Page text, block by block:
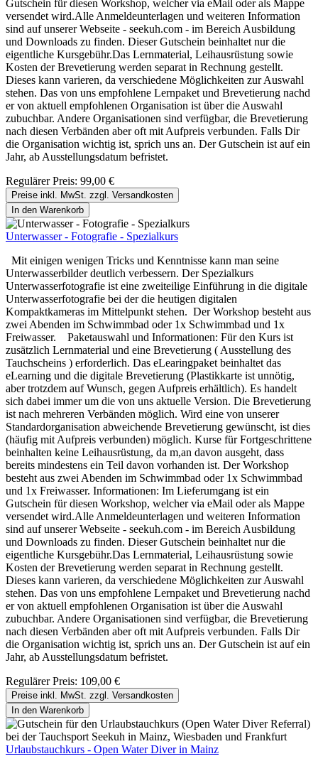
Gutschein für diesen Workshop, welcher via eMail oder als Mappe
versendet wird.Alle Anmeldeunterlagen und weiteren Information
sind auf unserer Webseite - seekuh.com - im Bereich Ausbildung
und Downloads zu finden. Dieser Gutschein beinhaltet nur die
eigentliche Kursgebühr.Das Lernmaterial, Leihausrüstung sowie
Kosten der Brevetierung werden separat in Rechnung gestellt.
Dieses kann varieren, da verschiedene Möglichkeiten zur Auswahl
stehen. Das von uns empfohlene Lernpaket und Brevetierung nachd
er von aktuell empfohlenen Organisation ist über die Auswahl
zubuchbar. Andere Organisationen sind verfügbar, die Brevetierung
nach diesen Verbänden aber oft mit Aufpreis verbunden. Falls Dir
die Organisation wichtig ist, sprich uns an. Der Gutschein ist auf ein
Jahr, ab Ausstellungsdatum befristet.
Regulärer Preis: 99,00 €
Preise inkl. MwSt. zzgl. Versandkosten
In den Warenkorb
Unterwasser - Fotografie - Spezialkurs
Mit einigen wenigen Tricks und Kenntnisse kann man seine
Unterwasserbilder deutlich verbessern. Der Spezialkurs
Unterwasserfotografie ist eine zweiteilige Einführung in die digitale
Unterwasserfotografie bei der die heutigen digitalen
Kompaktkameras im Mittelpunkt stehen. Der Workshop besteht aus
zwei Abenden im Schwimmbad oder 1x Schwimmbad und 1x
Freiwasser. Paketauswahl und Informationen: Für den Kurs ist
zusätzlich Lernmaterial und eine Brevetierung ( Ausstellung des
Tauchscheins ) erforderlich. Das eLearingpaket beinhaltet das
eLearning und die digitale Brevetierung (Plastikkarte ist unnötig,
aber trotzdem auf Wunsch, gegen Aufpreis erhältlich). Es handelt
sich dabei immer um die von uns aktuelle Version. Die Brevetierung
ist nach mehreren Verbänden möglich. Wird eine von unserer
Standardorganisation abweichende Brevetierung gewünscht, ist dies
(häufig mit Aufpreis verbunden) möglich. Kurse für Fortgeschrittene
beinhalten keine Leihausrüstung, da m,an davon ausgeht, dass
bereits mindestens ein Teil davon vorhanden ist. Der Workshop
besteht aus zwei Abenden im Schwimmbad oder 1x Schwimmbad
und 1x Freiwasser. Informationen: Im Lieferumgang ist ein
Gutschein für diesen Workshop, welcher via eMail oder als Mappe
versendet wird.Alle Anmeldeunterlagen und weiteren Information
sind auf unserer Webseite - seekuh.com - im Bereich Ausbildung
und Downloads zu finden. Dieser Gutschein beinhaltet nur die
eigentliche Kursgebühr.Das Lernmaterial, Leihausrüstung sowie
Kosten der Brevetierung werden separat in Rechnung gestellt.
Dieses kann varieren, da verschiedene Möglichkeiten zur Auswahl
stehen. Das von uns empfohlene Lernpaket und Brevetierung nachd
er von aktuell empfohlenen Organisation ist über die Auswahl
zubuchbar. Andere Organisationen sind verfügbar, die Brevetierung
nach diesen Verbänden aber oft mit Aufpreis verbunden. Falls Dir
die Organisation wichtig ist, sprich uns an. Der Gutschein ist auf ein
Jahr, ab Ausstellungsdatum befristet.
Regulärer Preis: 109,00 €
Preise inkl. MwSt. zzgl. Versandkosten
In den Warenkorb
Urlaubstauchkurs - Open Water Diver in Mainz